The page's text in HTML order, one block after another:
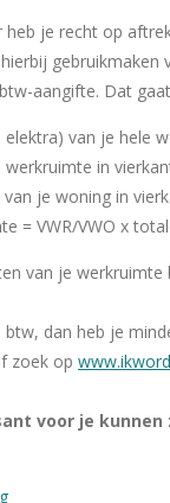
je recht op
aangifte. Dat
van je hele
in
je woning in
= VWR/VWO x
van je werkruimte
dan heb je
zoek op
voor je kunnen